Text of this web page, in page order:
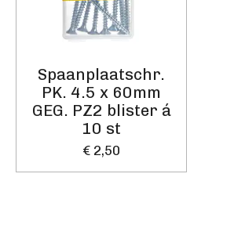
Spaanplaatschr.
PK. 4.5 x 60mm
GEG. PZ2 blister á
10 st
€ 2,50